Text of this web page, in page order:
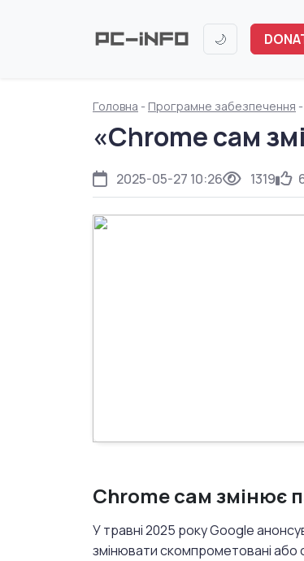
🌙
Головна - Програмне забезпечення -
«Chrome сам
2025-05-27 10:26 1319
Chrome сам змінює
У травні 2025 року Google
змінювати скомпрометовані або